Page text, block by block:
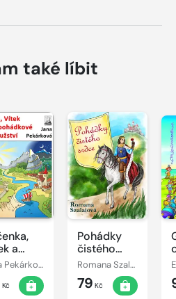
také líbit
a
Jana Pekárková
Kč
Pohádky
čistého
srdce
Romana Szalaiová
79 Kč